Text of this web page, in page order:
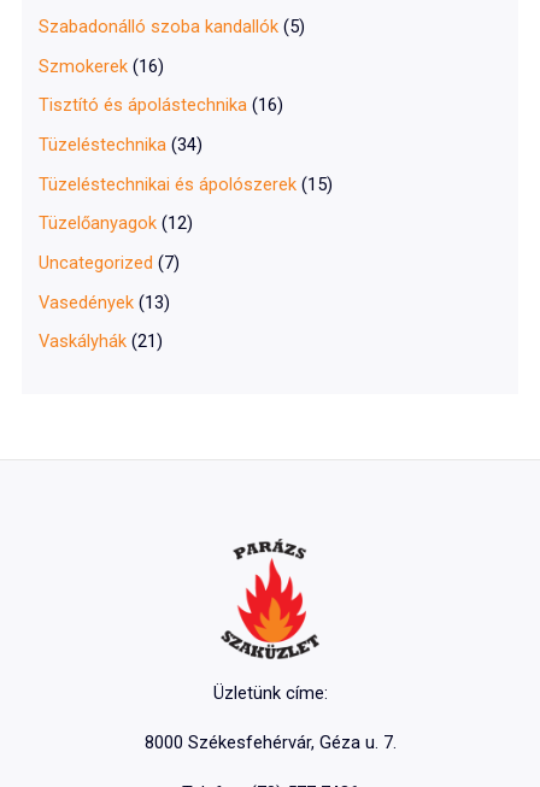
Szabadonálló szoba kandallók (5)
Szmokerek (16)
Tisztító és ápolástechnika (16)
Tüzeléstechnika (34)
Tüzeléstechnikai és ápolószerek (15)
Tüzelőanyagok (12)
Uncategorized (7)
Vasedények (13)
Vaskályhák (21)
Üzletünk címe:
8000 Székesfehérvár, Géza u. 7.